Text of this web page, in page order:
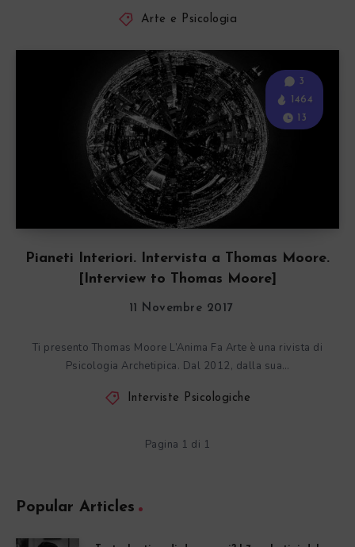
Arte e Psicologia
Pianeti Interiori. Intervista a Thomas Moore.
[Interview to Thomas Moore]
3
1464
13
11 Novembre 2017
Ti presento Thomas Moore L’Anima Fa Arte è una rivista di
Psicologia Archetipica. Dal 2012, dalla sua…
Interviste Psicologiche
Pagina 1 di 1
Popular Articles